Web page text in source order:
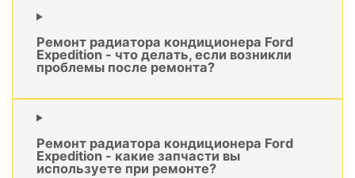
Ремонт радиатора кондиционера Ford
Expedition - что делать, если возникли
проблемы после ремонта?
Ремонт радиатора кондиционера Ford
Expedition - какие запчасти вы
используете при ремонте?